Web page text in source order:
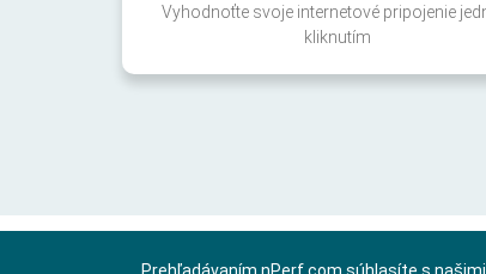
Vyhodnoťte svoje internetové pripojenie
kliknutím